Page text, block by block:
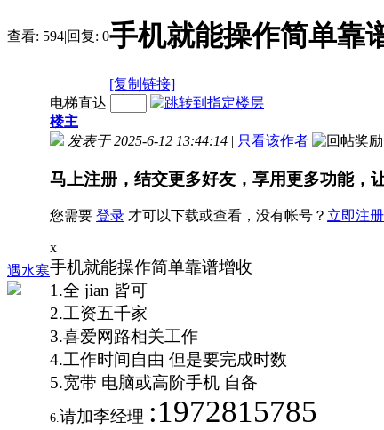
查看: 594|回复: 0手机就能操作简单靠
[复制链接]
遇水寒
电梯直达
楼主
发表于 2025-6-12 13:44:14 | 只看该作者
马上注册，结交更多好友，享用更多功能，
您需要 登录 才可以下载或查看，没有帐号？ 立即注册
x
手机就能操作简单靠谱增收
1.全 jian 皆可
2.工资五千家
3.喜爱网路相关工作
4.工作时间自由 但是要完成时数
5.宽带 电脑或高阶手机 自备
6.请加李经理 :1972815785